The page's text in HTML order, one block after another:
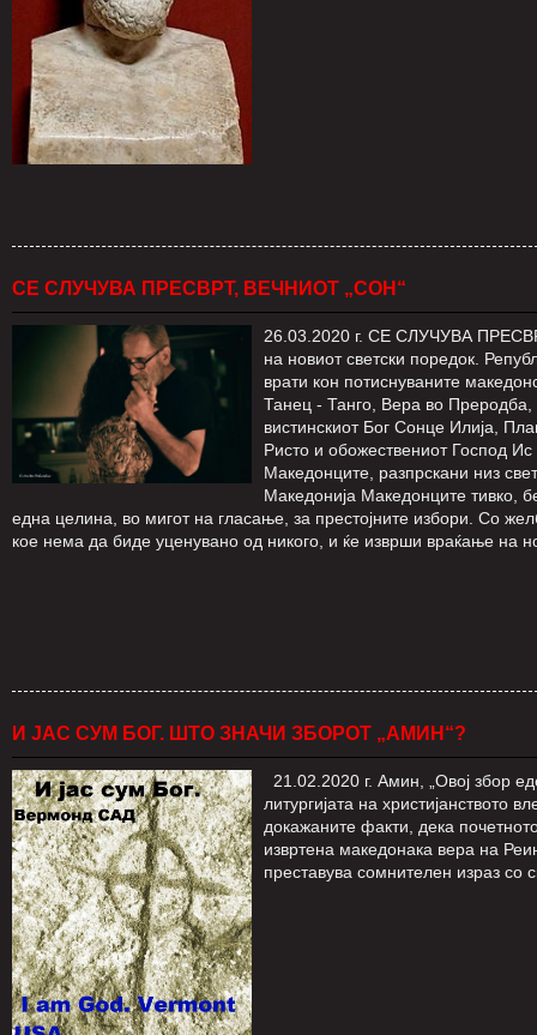
СЕ СЛУЧУВА ПРЕСВРТ, ВЕЧНИОТ „СОН“
26.03.2020 г. СЕ СЛУЧУВА
на новиот светски поредок.
врати кон потиснуваните
Танец - Танго, Вера во Преродба,
вистинскиот Бог Сонце Илија,
Ристо и обожествениот Господ
Македонците, разпрскани низ
Македонија Македонците тивко,
една целина, во мигот на гласање, за престојните избори. Со
кое нема да биде уценувано од никого, и ќе изврши враќање на
И ЈАС СУМ БОГ. ШТО ЗНАЧИ ЗБОРОТ „АМИН“?
21.02.2020 г. Амин, „Овој збор
литургијата на христијанството
докажаните факти, дека
извртена македонака вера на
преставува сомнителен израз со